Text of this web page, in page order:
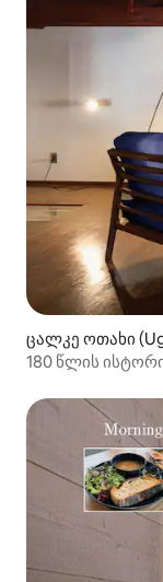
ცალკე ოთახი
180 წლის
ადამიანი | 1